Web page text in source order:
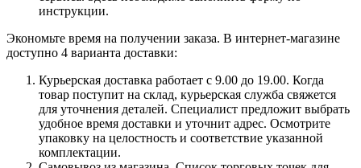
инструкции.
Экономьте время на получении заказа. В интернет-магазине
доступно 4 варианта доставки:
Курьерская доставка работает с 9.00 до 19.00. Когда
товар поступит на склад, курьерская служба свяжется
для уточнения деталей. Специалист предложит выбрать
удобное время доставки и уточнит адрес. Осмотрите
упаковку на целостность и соответствие указанной
комплектации.